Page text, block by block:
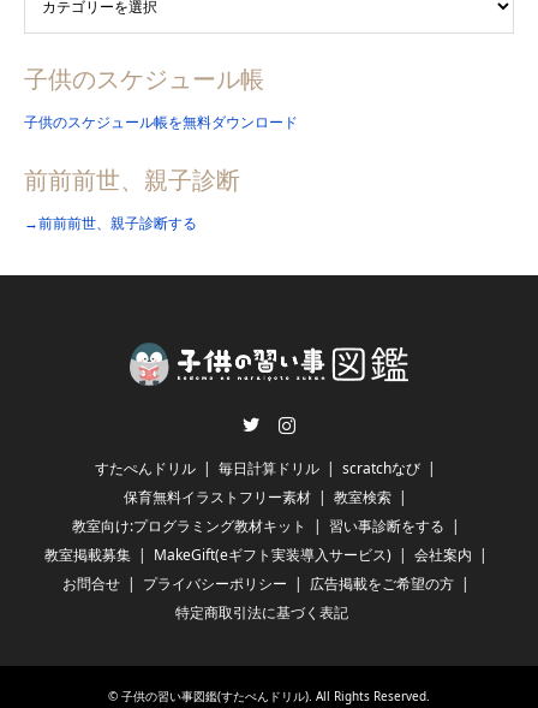
子供のスケジュール帳
子供のスケジュール帳を無料ダウンロード
前前前世、親子診断
→前前前世、親子診断する
すたぺんドリル 毎日計算ドリル
scratchなび
保育無料イラストフリー素材
教室検索
教室向け:プログラミング教材キット
習い事診断をする
教室掲載募集
MakeGift(eギフト実装導入サービス)
会社案内
お問合せ
プライバシーポリシー
広告掲載をご希望の方
特定商取引法に基づく表記
© 子供の習い事図鑑(すたぺんドリル). All Rights Reserved.